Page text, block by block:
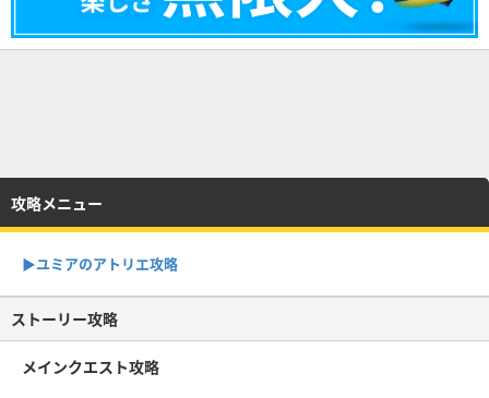
攻略メニュー
▶︎ユミアのアトリエ攻略
ストーリー攻略
メインクエスト攻略